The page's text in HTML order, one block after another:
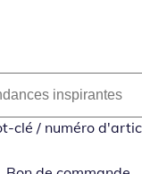
clé / numéro